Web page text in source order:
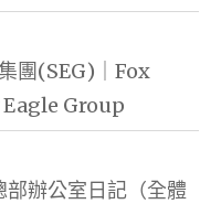
團(SEG)｜Fox
Group
辦公室日記（全體